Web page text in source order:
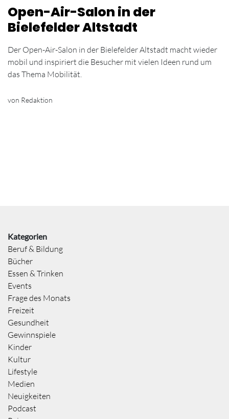
Open-Air-Salon in der
Bielefelder Altstadt
Der Open-Air-Salon in der Bielefelder Altstadt macht wieder
mobil und inspiriert die Besucher mit vielen Ideen rund um
das Thema Mobilität.
von Redaktion
Kategorien
Beruf & Bildung
Bücher
Essen & Trinken
Events
Frage des Monats
Freizeit
Gesundheit
Gewinnspiele
Kinder
Kultur
Lifestyle
Medien
Neuigkeiten
Podcast